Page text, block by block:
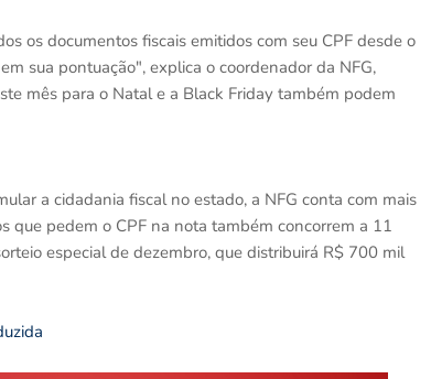
os documentos fiscais emitidos com seu CPF desde o
sua pontuação", explica o coordenador da NFG,
mês para o Natal e a Black Friday também podem
a cidadania fiscal no estado, a NFG conta com mais
que pedem o CPF na nota também concorrem a 11
especial de dezembro, que distribuirá R$ 700 mil